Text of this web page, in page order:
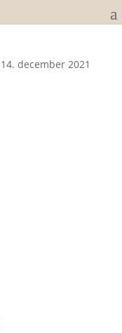
14. december 2021